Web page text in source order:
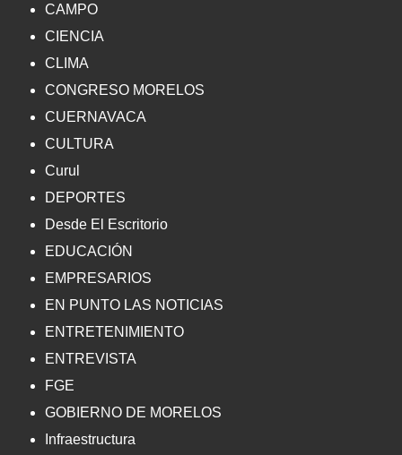
CAMPO
CIENCIA
CLIMA
CONGRESO MORELOS
CUERNAVACA
CULTURA
Curul
DEPORTES
Desde El Escritorio
EDUCACIÓN
EMPRESARIOS
EN PUNTO LAS NOTICIAS
ENTRETENIMIENTO
ENTREVISTA
FGE
GOBIERNO DE MORELOS
Infraestructura